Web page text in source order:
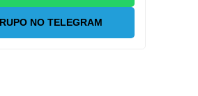
NO TELEGRAM